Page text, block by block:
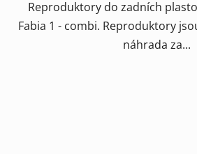
Reproduktory do zadních
Fabia 1 - combi. Reproduktory
náhrada za...